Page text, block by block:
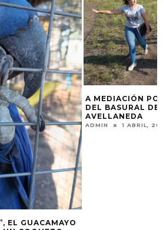
EL GUACAMAYO
A MEDIACIÓN
DEL BASURAL DE
AVELLANEDA
ADMIN 1 ABRIL,